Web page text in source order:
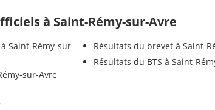
à Saint-Rémy-sur-Avre
Saint-Rémy-sur-
sur-Avre
Résultats du brevet à Saint-
Résultats du BTS à Saint-